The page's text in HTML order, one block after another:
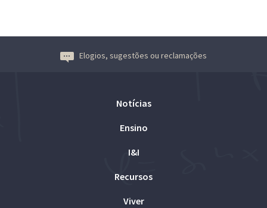
Elogios, sugestões ou reclamações
Notícias
Ensino
I&I
Recursos
Viver